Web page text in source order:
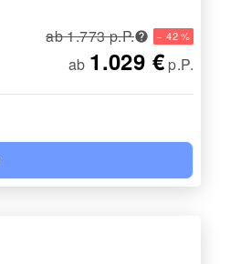
ab 1.773 p.P. − 42 %
ab 1.029 € p.P.